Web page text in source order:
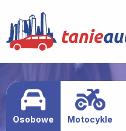
Osobowe Motocykle